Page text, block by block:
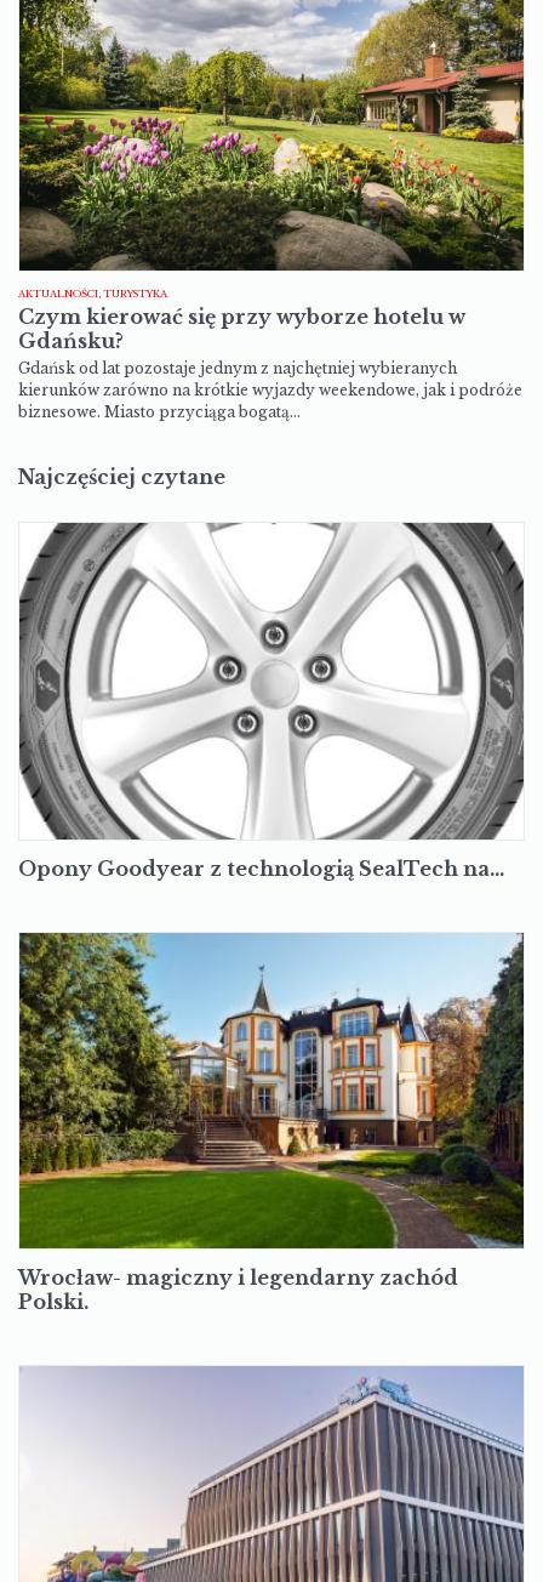
AKTUALNOŚCI, TURYSTYKA
Czym kierować się przy wyborze hotelu w
Gdańsku?
Gdańsk od lat pozostaje jednym z najchętniej wybieranych
kierunków zarówno na krótkie wyjazdy weekendowe, jak i podróże
biznesowe. Miasto przyciąga bogatą…
Najczęściej czytane
Opony Goodyear z technologią SealTech na…
Wrocław- magiczny i legendarny zachód
Polski.